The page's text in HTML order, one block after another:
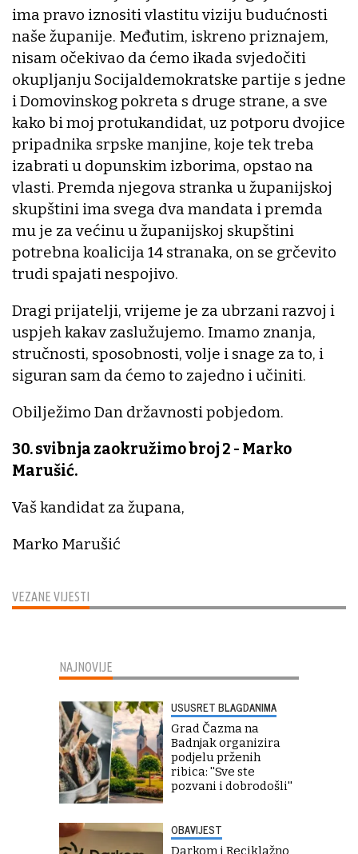
VEZANE VIJESTI
ima pravo iznositi vlastitu viziju budućnosti
naše županije. Međutim, iskreno priznajem,
nisam očekivao da ćemo ikada svjedočiti
okupljanju Socijaldemokratske partije s jedne
i Domovinskog pokreta s druge strane, a sve
kako bi moj protukandidat, uz potporu dvojice
pripadnika srpske manjine, koje tek treba
izabrati u dopunskim izborima, opstao na
vlasti. Premda njegova stranka u županijskoj
skupštini ima svega dva mandata i premda
mu je za većinu u županijskoj skupštini
potrebna koalicija 14 stranaka, on se grčevito
trudi spajati nespojivo.
Dragi prijatelji, vrijeme je za ubrzani razvoj i
uspjeh kakav zaslužujemo. Imamo znanja,
stručnosti, sposobnosti, volje i snage za to, i
siguran sam da ćemo to zajedno i učiniti.
Obilježimo Dan državnosti pobjedom.
30. svibnja zaokružimo broj 2 - Marko
Marušić.
Vaš kandidat za župana,
Marko Marušić
NAJNOVIJE
USUSRET BLAGDANIMA
Grad Čazma na
Badnjak organizira
podjelu prženih
ribica: ''Sve ste
pozvani i dobrodošli''
OBAVIJEST
Darkom i Reciklažno